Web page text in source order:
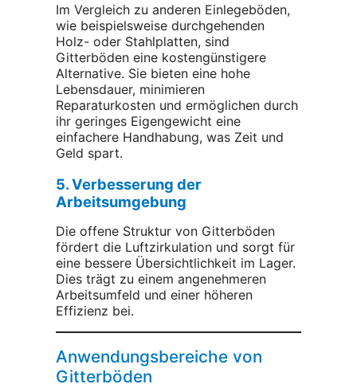
Im Vergleich zu anderen Einlegeböden,
wie beispielsweise durchgehenden
Holz- oder Stahlplatten, sind
Gitterböden eine kostengünstigere
Alternative. Sie bieten eine hohe
Lebensdauer, minimieren
Reparaturkosten und ermöglichen durch
ihr geringes Eigengewicht eine
einfachere Handhabung, was Zeit und
Geld spart.
5. Verbesserung der
Arbeitsumgebung
Die offene Struktur von Gitterböden
fördert die Luftzirkulation und sorgt für
eine bessere Übersichtlichkeit im Lager.
Dies trägt zu einem angenehmeren
Arbeitsumfeld und einer höheren
Effizienz bei.
Anwendungsbereiche von
Gitterböden